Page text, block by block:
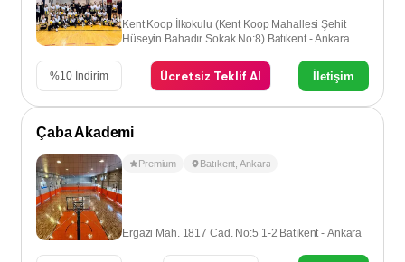
Kent Koop İlkokulu (Kent Koop Mahallesi Şehit
Hüseyin Bahadır Sokak No:8) Batıkent - Ankara
%10 İndirim Ücretsiz Teklif Al İletişim
Çaba Akademi
Premium Batıkent ,Ankara
Ergazi Mah. 1817 Cad. No:5 1-2 Batıkent - Ankara